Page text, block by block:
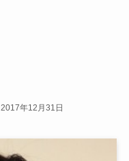
2017年12月31日